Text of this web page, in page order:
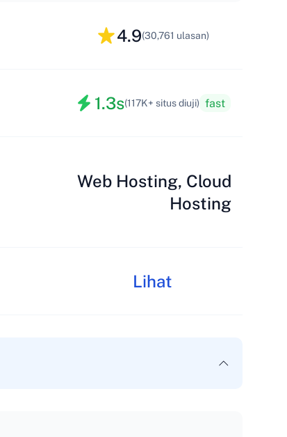
4.9(30,761 ulasan)
1.3s(117K+ situs diuji) fast
Web Hosting, Cloud
Hosting
Lihat